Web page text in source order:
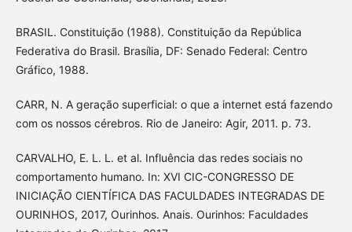
BRASIL. Constituição (1988). Constituição da República
Federativa do Brasil. Brasília, DF: Senado Federal: Centro
Gráfico, 1988.
CARR, N. A geração superficial: o que a internet está fazendo
com os nossos cérebros. Rio de Janeiro: Agir, 2011. p. 73.
CARVALHO, E. L. L. et al. Influência das redes sociais no
comportamento humano. In: XVI CIC-CONGRESSO DE
INICIAÇÃO CIENTÍFICA DAS FACULDADES INTEGRADAS DE
OURINHOS, 2017, Ourinhos. Anais. Ourinhos: Faculdades